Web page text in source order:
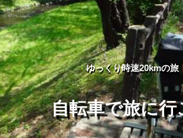
ゆっくり時速20kmの旅
自転車で旅に行